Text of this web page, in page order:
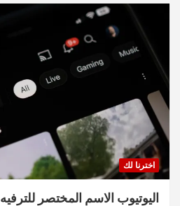
اخترنا لك
اليوتيوب الاسم المختصر للترفيه